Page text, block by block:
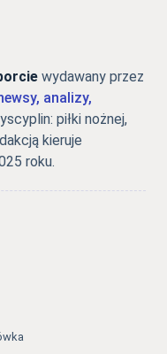
wydawany przez
analizy,
piłki nożnej,
kieruje
roku.